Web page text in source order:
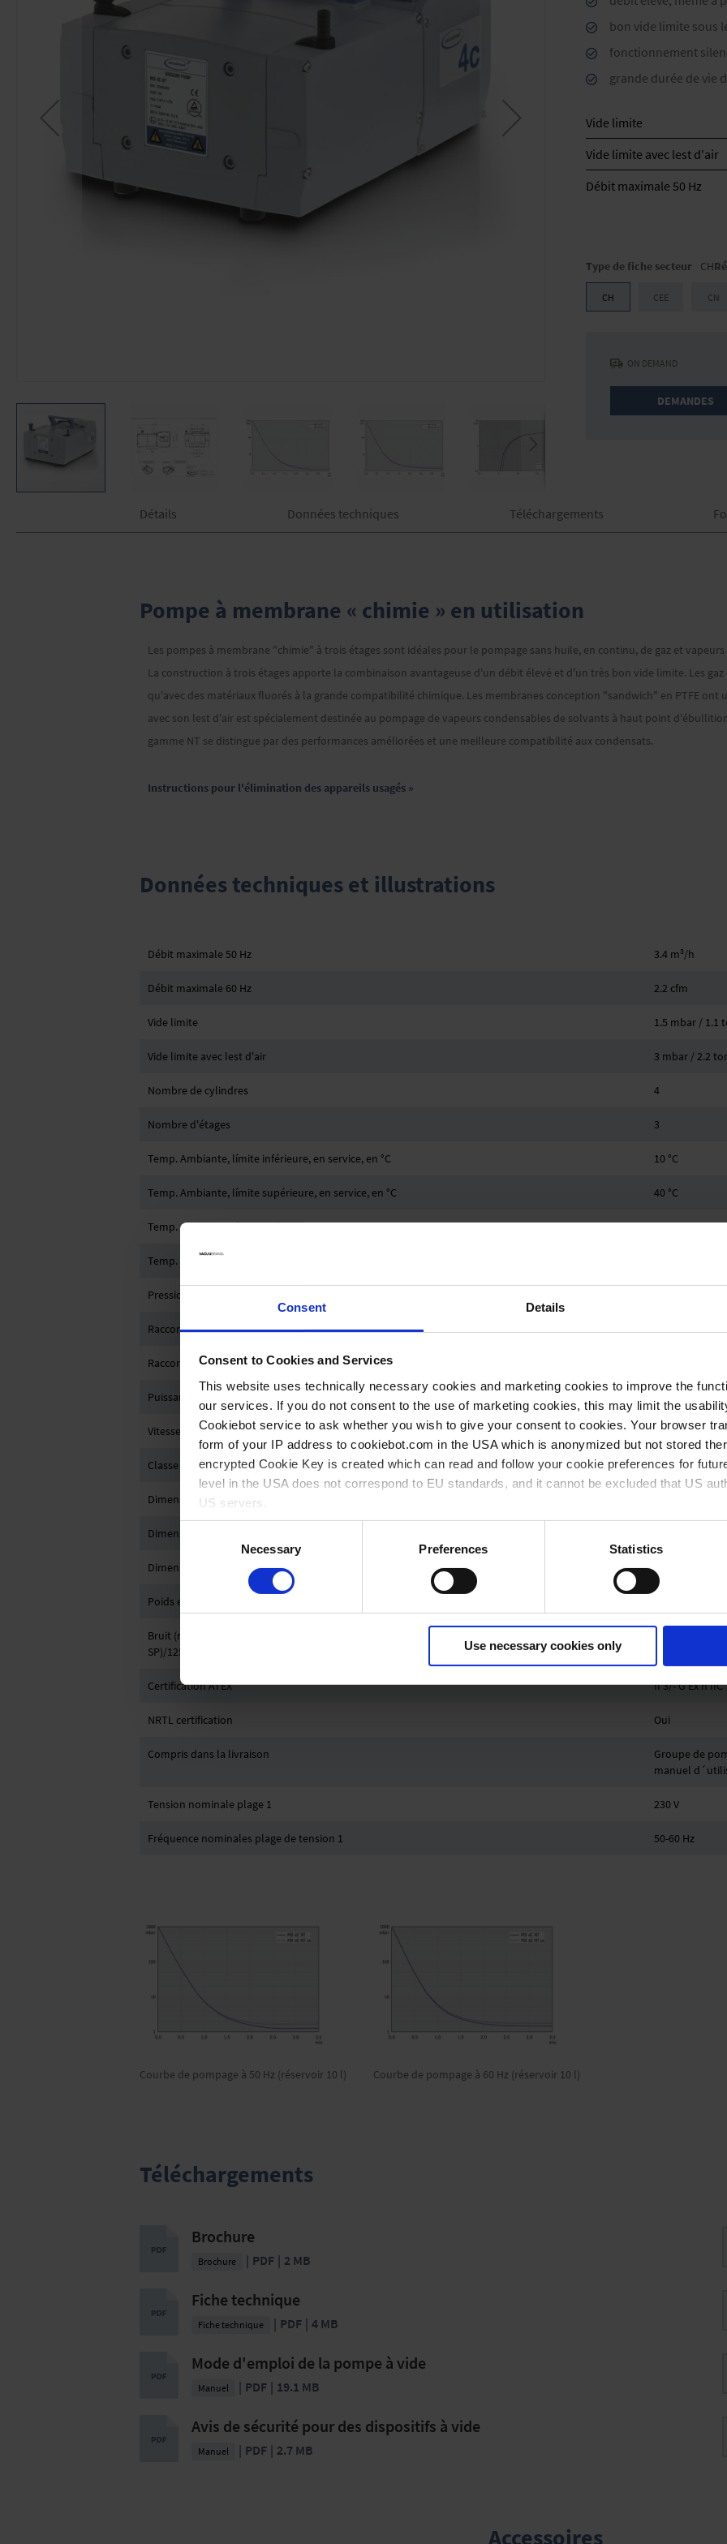
Consent Details
Consent to Cookies and Services
This website uses technically necessary cookies and marketing cookies to improve the
our services. If you do not consent to the use of marketing cookies, this may limit the
Cookiebot service to ask whether you wish to give your consent to cookies. Your browser
form of your IP address to cookiebot.com in the USA which is anonymized but not stored
encrypted Cookie Key is created which can read and follow your cookie preferences for
level in the USA does not correspond to EU standards, and it cannot be excluded that US
US servers.
For more information on cookies and the use of your personal data please visit our data
Necessary Preferences Statistics
Use necessary cookies only
the
bon vide limite sous
fonctionnement
grande durée de vie
Vide limite
Vide limite avec lest d'air
Débit maximale 50 Hz
Type de fiche secteur CH
CH CEE CN
ON DEMAND
DEMANDES
Détails Données techniques Téléchargements
Pompe à membrane « chimie » en utilisation
Les pompes à membrane "chimie" à trois étages sont idéales pour le pompage sans huile, en continu, de gaz et
La construction à trois étages apporte la combinaison avantageuse d'un débit élevé et d'un très bon vide limite. Les
qu'avec des matériaux fluorés à la grande compatibilité chimique. Les membranes conception "sandwich" en PTFE ont
avec son lest d'air est spécialement destinée au pompage de vapeurs condensables de solvants à haut point
gamme NT se distingue par des performances améliorées et une meilleure compatibilité aux condensats.
Instructions pour l'élimination des appareils usagés »
Données techniques et illustrations
Débit maximale 50 Hz 3.4 m3/h
Débit maximale 60 Hz 2.2 cfm
Vide limite 1.5 mbar / 1.1
Vide limite avec lest d'air 3 mbar / 2.2
Nombre de cylindres 4
Nombre d'étages 3
Temp. Ambiante, límite inférieure, en service, en °C 10 °C
Temp. Ambiante, límite supérieure, en service, en °C 40 °C
Temp. Ambiante, límite inféreure, stockage, en °C -10 °C
Temp. Ambiante, límite supérieure, stockage, en °C
Pression max. à l'échappement (abs.)
Raccord côté aspiration Embout DN 8-
Raccord côté pression
Puissance nominale en kW
Vitesse nominale en 50/60 Hz 1500/1800 min
Classe de protection IP selon IEC 60529 IP 40
Dimensions L en mm
Dimensions P en mm
Dimensions H en mm 198 mm
Poids en kg
Bruit (niveau de pression acoustique) en dBA à 50 Hz ou 1500 tr/min/62% (VARIO)/1500 tr/min (VARIO-
SP)/12500 Upm (VACUU·PURE®)
Certification ATEX II 3/- G Ex h
NRTL certification Oui
Compris dans la livraison
Groupe de
manuel
Tension nominale plage 1 230 V
Fréquence nominales plage de tension 1 50-60 Hz
Courbe de pompage à 50 Hz (réservoir 10 l) Courbe de pompage à 60 Hz (réservoir 10 l)
Téléchargements
Brochure
Brochure PDF 2 MB
Fiche technique
Fiche technique PDF 4 MB
Mode d'emploi de la pompe à vide
Manuel PDF 19.1 MB
Avis de sécurité pour des dispositifs à vide
Manuel PDF 2.7 MB
Accessoires